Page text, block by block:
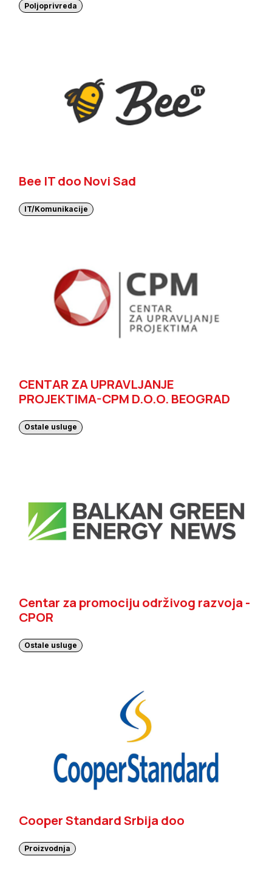
Poljoprivreda
Bee IT doo Novi Sad
IT/Komunikacije
CENTAR ZA UPRAVLJANJE
PROJEKTIMA-CPM D.O.O. BEOGRAD
Ostale usluge
Centar za promociju održivog razvoja -
CPOR
Ostale usluge
Cooper Standard Srbija doo
Proizvodnja